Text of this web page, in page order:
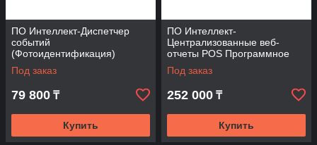
ПО Интеллект-Диспетчер
событий
(Фотоидентификация)
Программное обеспечение
(опция)
Под заказ
79 800 ₸
Купить
ПО Интеллект-
Централизованные веб-
отчеты POS Программное
обеспечение (опция)
Под заказ
252 000 ₸
Купить